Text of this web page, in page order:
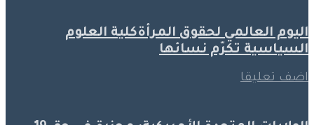
اليوم العالمي لحقوق المرأةكلية العلوم
السياسية تكرّم نسائها
اضف تعليقا